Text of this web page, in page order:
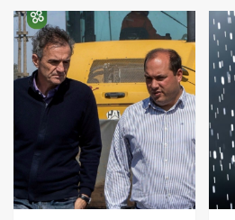
Identidad de los
pampeanos que
protagonistas
en la mañana del
4
Accidente en
joven de Trenque